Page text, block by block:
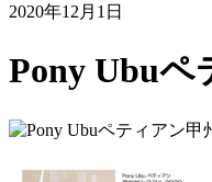
2020年12月1日
Pony Ubuペ